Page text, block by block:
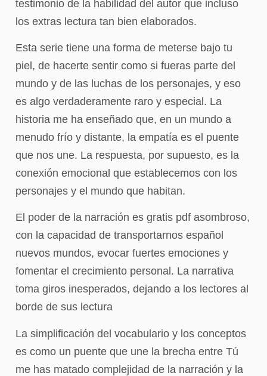
testimonio de la habilidad del autor que incluso
los extras lectura tan bien elaborados.
Esta serie tiene una forma de meterse bajo tu
piel, de hacerte sentir como si fueras parte del
mundo y de las luchas de los personajes, y eso
es algo verdaderamente raro y especial. La
historia me ha enseñado que, en un mundo a
menudo frío y distante, la empatía es el puente
que nos une. La respuesta, por supuesto, es la
conexión emocional que establecemos con los
personajes y el mundo que habitan.
El poder de la narración es gratis pdf asombroso,
con la capacidad de transportarnos español
nuevos mundos, evocar fuertes emociones y
fomentar el crecimiento personal. La narrativa
toma giros inesperados, dejando a los lectores al
borde de sus lectura
La simplificación del vocabulario y los conceptos
es como un puente que une la brecha entre Tú
me has matado complejidad de la narración y la